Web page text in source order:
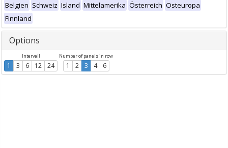
Belgien Schweiz Island Mittelamerika Österreich Osteuropa
Finnland
Options
Intervall
1 3 6 12 24
Number of panels in row
1 2 3 4 6